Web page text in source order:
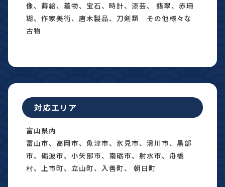
像、蒔絵、着物、宝石、時計、漆芸、 翡翠、赤珊
瑚、作家美術、唐木製品、刀剣類 その他様々な
古物
対応エリア
富山県内
富山市、高岡市、魚津市、氷見市、滑川市、黒部
市、砺波市、小矢部市、南砺市、射水市、舟橋
村、上市町、立山町、入善町、 朝日町